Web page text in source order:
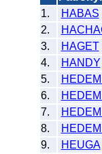
1.
HABAS
2.
3.
HAGET
4.
HANDY
5.
6.
7.
8.
9.
HEUGA